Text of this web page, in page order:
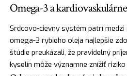
Omega-3 a
Srdcovo-cievny systém patrí medzi
omega-3 rybieho oleja najlepšie
štúdie preukázali, že pravidelný
kyselín môže významne znížiť